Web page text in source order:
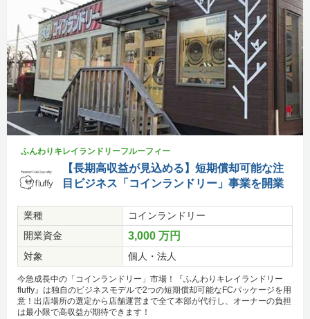
ふんわりキレイランドリーフルーフィー
【長期高収益が見込める】短期償却可能な注
目ビジネス「コインランドリー」事業を開業
業種
コインランドリー
開業資金
3,000 万円
対象 個人・法人
今急成長中の「コインランドリー」市場！『ふんわりキレイランドリー
fluffy』は独自のビジネスモデルで2つの短期償却可能なFCパッケージを用
意！出店場所の選定から店舗運営まで全て本部が代行し、オーナーの負担
は最小限で高収益が期待できます！